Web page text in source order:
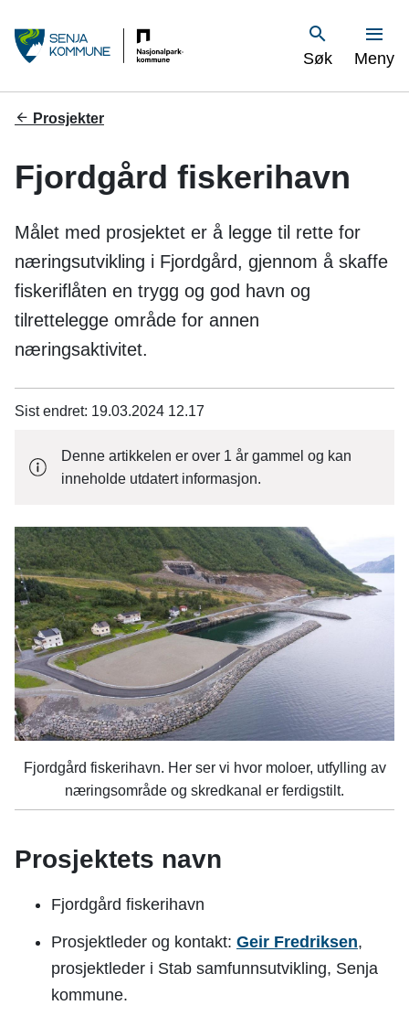
S
e
j
a
k
o
m
m
n
e
Søk Vis
Meny
Du
her:
Prosjekter
Fjordgård fiskerihavn
Målet med prosjektet er å legge til rette for
næringsutvikling i Fjordgård, gjennom å skaffe
fiskeriflåten en trygg og god havn og
tilrettelegge område for annen
næringsaktivitet.
Sist endret 19.03.2024 12.17
Denne artikkelen er over 1 år gammel og kan
inneholde utdatert informasjon.
Fjordgård fiskerihavn. Her ser vi hvor moloer, utfylling av
næringsområde og skredkanal er ferdigstilt.
Prosjektets navn
Fjordgård fiskerihavn
Prosjektleder og kontakt: Geir Fredriksen,
prosjektleder i Stab samfunnsutvikling, Senja
kommune.